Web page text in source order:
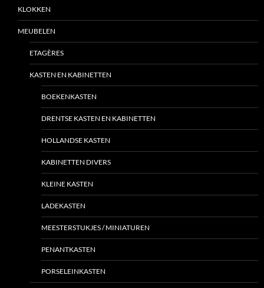
KLOKKEN
MEUBELEN
ETAGÈRES
KASTEN EN KABINETTEN
BOEKENKASTEN
DRENTSE KASTEN EN KABINETTEN
HOLLANDSE KASTEN
KABINETTEN DIVERS
KLEINE KASTEN
LADEKASTEN
MEESTERSTUKJES / MINIATUREN
PENANTKASTEN
PORSELEINKASTEN